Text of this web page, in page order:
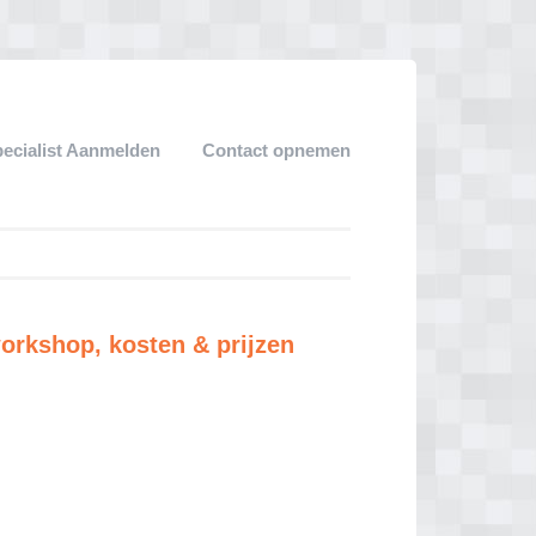
Aanmelden Contact opnemen
kosten & prijzen